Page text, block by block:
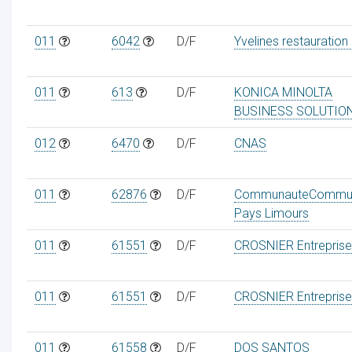
011 6042 D/F Yvelines restauration
011 613 D/F
KONICA MINOLTA
BUSINESS
012 6470 D/F CNAS
011 62876 D/F
Pays Limours
011 61551 D/F CROSNIER Entreprise
011 61551 D/F CROSNIER Entreprise
011 61558 D/F DOS SANTOS